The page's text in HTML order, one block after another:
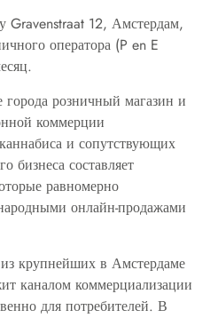
Gravenstraat 12, Амстердам,
оператора (P en E
розничный магазин и
коммерции
и сопутствующих
бизнеса составляет
равномерно
онлайн-продажами
крупнейших в Амстердаме
каналом коммерциализации
для потребителей. В